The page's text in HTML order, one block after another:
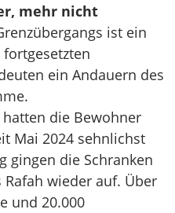
mehr nicht
ist ein
ein Andauern des
die Bewohner
Mai 2024 sehnlichst
gingen die Schranken
Rafah wieder auf. Über
und 20.000